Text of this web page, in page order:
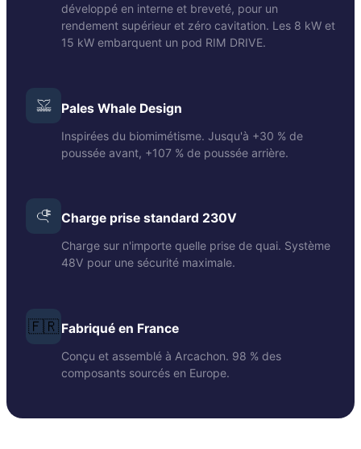
développé en interne et breveté, pour un
rendement supérieur et zéro cavitation. Les 8 kW et
15 kW embarquent un pod RIM DRIVE.
Pales Whale Design
Inspirées du biomimétisme. Jusqu'à +30 % de
poussée avant, +107 % de poussée arrière.
Charge prise standard 230V
Charge sur n'importe quelle prise de quai. Système
48V pour une sécurité maximale.
🇫🇷 Fabriqué en France
Conçu et assemblé à Arcachon. 98 % des
composants sourcés en Europe.